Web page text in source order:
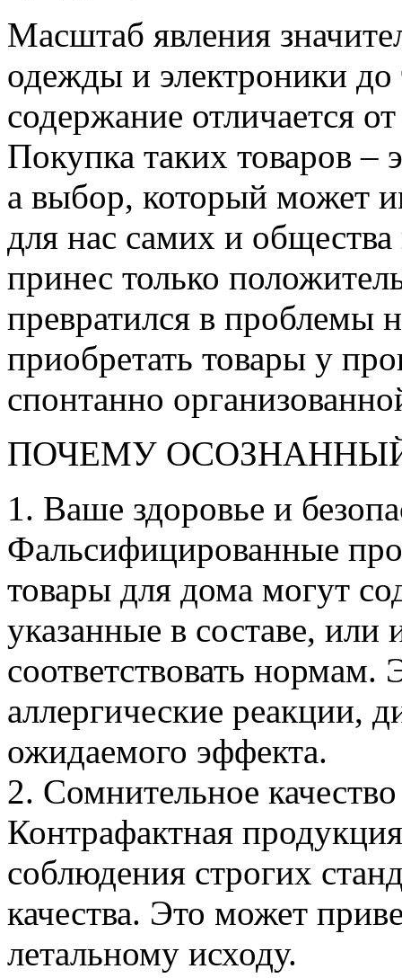
Масштаб явления
одежды и электроники до
содержание отличается
Покупка таких товаров –
а выбор, который может
для нас самих и
принес только
превратился в проблемы
приобретать товары у
спонтанно
ПОЧЕМУ
1. Ваше здоровье и
Фальсифицированные
товары для дома могут
указанные в составе, или
соответствовать нормам.
аллергические реакции,
ожидаемого эффекта.
2. Сомнительное
Контрафактная
соблюдения строгих
качества. Это может
летальному исходу.